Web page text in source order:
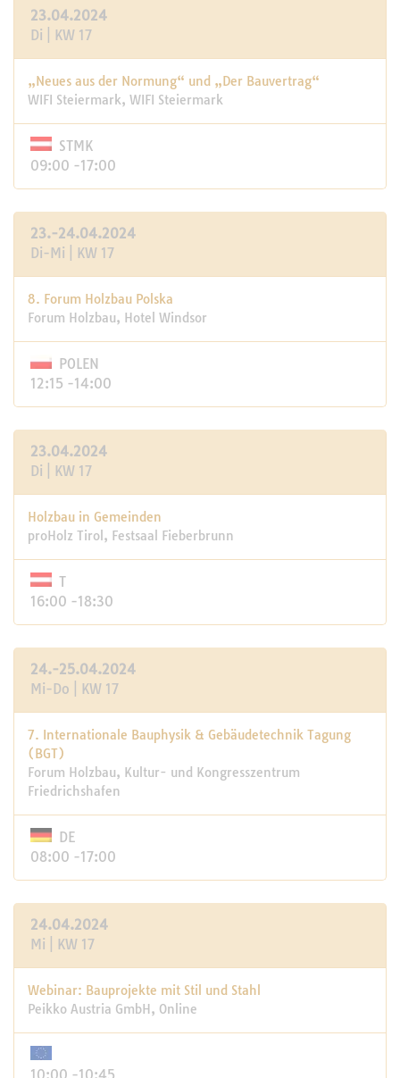
23.04.2024
Di | KW 17
„Neues aus der Normung“ und „Der Bauvertrag“
WIFI Steiermark, WIFI Steiermark
STMK
09:00 -17:00
23.-24.04.2024
Di-Mi | KW 17
8. Forum Holzbau Polska
Forum Holzbau, Hotel Windsor
POLEN
12:15 -14:00
23.04.2024
Di | KW 17
Holzbau in Gemeinden
proHolz Tirol, Festsaal Fieberbrunn
T
16:00 -18:30
24.-25.04.2024
Mi-Do | KW 17
7. Internationale Bauphysik & Gebäudetechnik Tagung
(BGT)
Forum Holzbau, Kultur- und Kongresszentrum
Friedrichshafen
DE
08:00 -17:00
24.04.2024
Mi | KW 17
Webinar: Bauprojekte mit Stil und Stahl
Peikko Austria GmbH, Online